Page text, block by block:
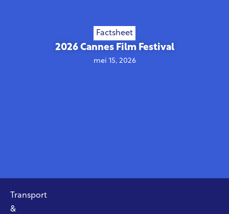
Factsheet
2026 Cannes Film Festival
mei 15, 2026
Transport
&